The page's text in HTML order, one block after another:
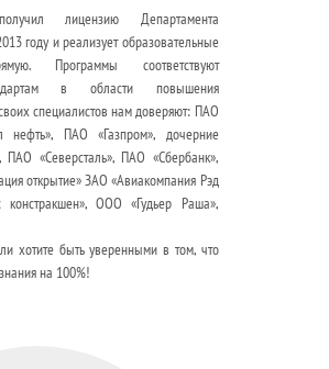
лицензию Департамента
году и реализует образовательные
Программы соответствуют
в области повышения
специалистов нам доверяют: ПАО
ПАО «Газпром», дочерние
ПАО «Северсталь», ПАО «Сбербанк»,
открытие» ЗАО «Авиакомпания Рэд
констракшен», ООО «Гудьер Раша»,
хотите быть уверенными в том, что
на 100%!